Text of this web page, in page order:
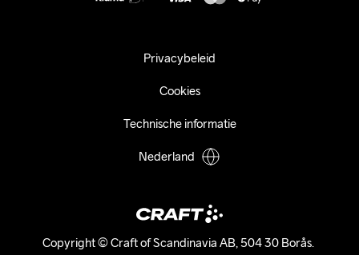
Copyright © Craft of Scandinavia AB, 504 30 Borås.
Privacybeleid
Cookies
Technische informatie
Nederland